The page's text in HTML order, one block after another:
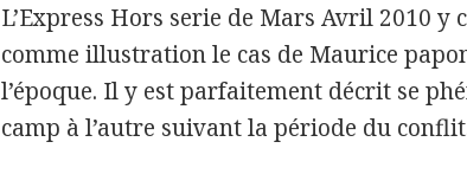
L’Express Hors serie de Mars Avril 2010 y
comme illustration le cas de Maurice
l’époque. Il y est parfaitement décrit se
camp à l’autre suivant la période du